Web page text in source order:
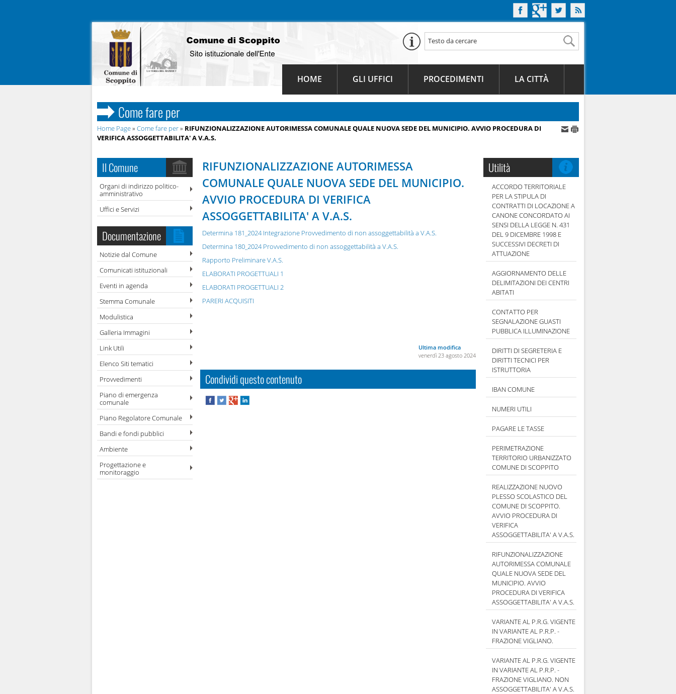
HOME GLI UFFICI PROCEDIMENTI LA CITTÀ
Come fare per
Home Page» Come fare per» RIFUNZIONALIZZAZIONE AUTORIMESSA COMUNALE QUALE NUOVA SEDE DEL MUNICIPIO. AVVIO PROCEDURA DI
VERIFICA ASSOGGETTABILITA' A V.A.S.
Il Comune
Organi di indirizzo politico-
amministrativo
Uffici e Servizi
Documentazione
Notizie dal Comune
Comunicati istituzionali
Eventi in agenda
Stemma Comunale
Modulistica
Galleria Immagini
Link Utili
Elenco Siti tematici
Provvedimenti
Piano di emergenza
comunale
Piano Regolatore Comunale
Bandi e fondi pubblici
Ambiente
Progettazione e
monitoraggio
Utilità
ACCORDO TERRITORIALE
PER LA STIPULA DI
CONTRATTI DI LOCAZIONE A
CANONE CONCORDATO AI
SENSI DELLA LEGGE N. 431
DEL 9 DICEMBRE 1998 E
SUCCESSIVI DECRETI DI
ATTUAZIONE
AGGIORNAMENTO DELLE
DELIMITAZIONI DEI CENTRI
ABITATI
CONTATTO PER
SEGNALAZIONE GUASTI
PUBBLICA ILLUMINAZIONE
DIRITTI DI SEGRETERIA E
DIRITTI TECNICI PER
ISTRUTTORIA
IBAN COMUNE
NUMERI UTILI
PAGARE LE TASSE
PERIMETRAZIONE
TERRITORIO URBANIZZATO
COMUNE DI SCOPPITO
REALIZZAZIONE NUOVO
PLESSO SCOLASTICO DEL
COMUNE DI SCOPPITO.
AVVIO PROCEDURA DI
VERIFICA
ASSOGGETTABILITA' A V.A.S.
RIFUNZIONALIZZAZIONE
AUTORIMESSA COMUNALE
QUALE NUOVA SEDE DEL
MUNICIPIO. AVVIO
PROCEDURA DI VERIFICA
ASSOGGETTABILITA' A V.A.S.
VARIANTE AL P.R.G. VIGENTE
IN VARIANTE AL P.R.P. -
FRAZIONE VIGLIANO.
VARIANTE AL P.R.G. VIGENTE
IN VARIANTE AL P.R.P. -
FRAZIONE VIGLIANO. NON
ASSOGGETTABILITA' A V.A.S.
RIFUNZIONALIZZAZIONE AUTORIMESSA
COMUNALE QUALE NUOVA SEDE DEL MUNICIPIO.
AVVIO PROCEDURA DI VERIFICA
ASSOGGETTABILITA' A V.A.S.
Determina 181_2024 Integrazione Provvedimento di non assoggettabilità a V.A.S.
Determina 180_2024 Provvedimento di non assoggettabilità a V.A.S.
Rapporto Preliminare V.A.S.
ELABORATI PROGETTUALI 1
ELABORATI PROGETTUALI 2
PARERI ACQUISITI
Ultima modifica
venerdì 23 agosto 2024
Condividi questo contenuto